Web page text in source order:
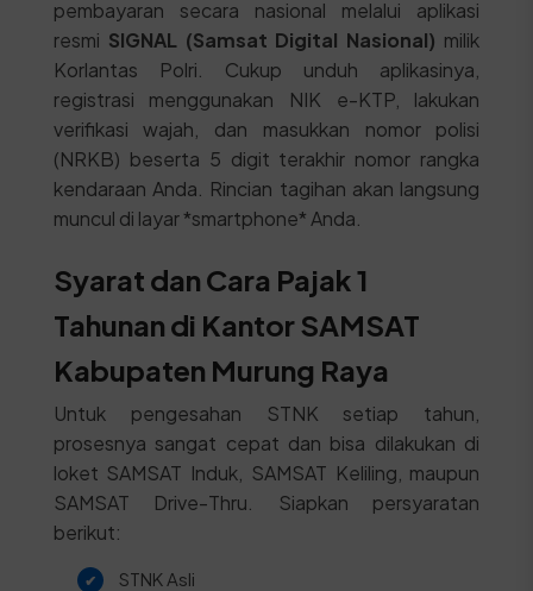
pembayaran secara nasional melalui aplikasi
resmi SIGNAL (Samsat Digital Nasional) milik
Korlantas Polri. Cukup unduh aplikasinya,
registrasi menggunakan NIK e-KTP, lakukan
verifikasi wajah, dan masukkan nomor polisi
(NRKB) beserta 5 digit terakhir nomor rangka
kendaraan Anda. Rincian tagihan akan langsung
muncul di layar *smartphone* Anda.
Syarat dan Cara Pajak 1
Tahunan di Kantor SAMSAT
Kabupaten Murung Raya
Untuk pengesahan STNK setiap tahun,
prosesnya sangat cepat dan bisa dilakukan di
loket SAMSAT Induk, SAMSAT Keliling, maupun
SAMSAT Drive-Thru. Siapkan persyaratan
berikut:
STNK Asli